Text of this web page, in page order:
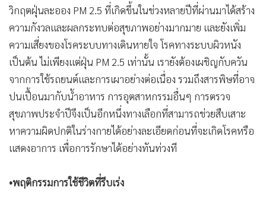
วิกฤตฝุ่นละออง PM 2.5 ที่เกิดขึ้นในช่วงหลายปีที่ผ่านมาได้สร้าง
ความกังวลและผลกระทบต่อสุขภาพอย่างมากมาย และยังเพิ่ม
ความเสี่ยงของโรคระบบทางเดินหายใจ โรคทางระบบผิวหนัง
เป็นต้น ไม่เพียงแต่ฝุ่น PM 2.5 เท่านั้น เรายังต้องเผชิญกับควัน
จากการใช้รถยนต์และการเผาอย่างต่อเนื่อง รวมถึงสารพิษที่อาจ
ปนเปื้อนมากับน้ำอาหาร การอุตสาหกรรมอื่นๆ การตรวจ
สุขภาพประจำปีจึงเป็นอีกหนึ่งทางเลือกที่สามารถช่วยสืบเสาะ
หาความผิดปกติในร่างกายได้อย่างละเอียดก่อนที่จะเกิดโรคหรือ
แสดงอาการ เพื่อการรักษาได้อย่างทันท่วงที
•พฤติกรรมการใช้ชีวิตที่รีบเร่ง